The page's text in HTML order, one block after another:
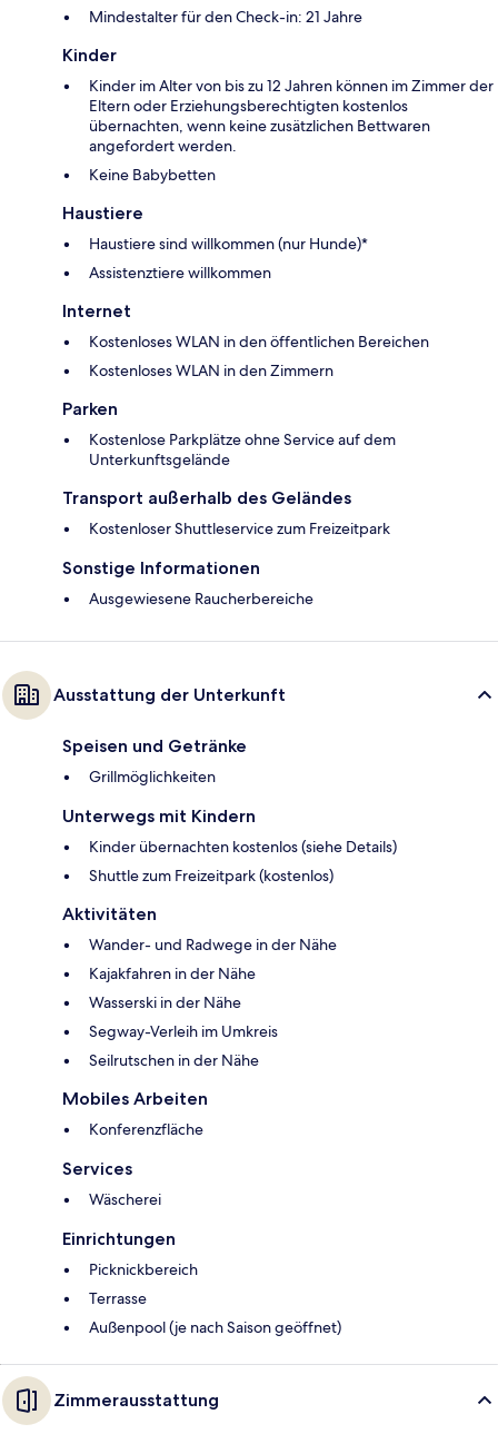
Mindestalter für den Check-in: 21 Jahre
Kinder
Kinder im Alter von bis zu 12 Jahren können im Zimmer der
Eltern oder Erziehungsberechtigten kostenlos
übernachten, wenn keine zusätzlichen Bettwaren
angefordert werden.
Keine Babybetten
Haustiere
Haustiere sind willkommen (nur Hunde)*
Assistenztiere willkommen
Internet
Kostenloses WLAN in den öffentlichen Bereichen
Kostenloses WLAN in den Zimmern
Parken
Kostenlose Parkplätze ohne Service auf dem
Unterkunftsgelände
Transport außerhalb des Geländes
Kostenloser Shuttleservice zum Freizeitpark
Sonstige Informationen
Ausgewiesene Raucherbereiche
Ausstattung der Unterkunft
Speisen und Getränke
Grillmöglichkeiten
Unterwegs mit Kindern
Kinder übernachten kostenlos (siehe Details)
Shuttle zum Freizeitpark (kostenlos)
Aktivitäten
Wander- und Radwege in der Nähe
Kajakfahren in der Nähe
Wasserski in der Nähe
Segway-Verleih im Umkreis
Seilrutschen in der Nähe
Mobiles Arbeiten
Konferenzfläche
Services
Wäscherei
Einrichtungen
Picknickbereich
Terrasse
Außenpool (je nach Saison geöffnet)
Zimmerausstattung